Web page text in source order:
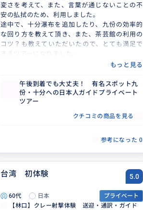
変さを考えて、また、言葉が通じないことの不
安の払拭のため、利用しました。
途中で、十分瀑布を追加したり、九份の効率的
な回り方を教えて頂き、また、茶芸館の利用の
コツ？も教えていただいたので、とても満足で
きるツアーになりました。
あまり時間のない旅でしたが、おかげで楽しめ
次はクレー射撃に伺いたいです^_^
もっと見る
午後到着でも大丈夫！ 有名スポット九
份・十分への日本人ガイドプライベート
ツアー
クチコミの商品を見る
参考になった 0
台湾 初体験 5.0
60代 日本
プライベート
【林口】クレー射撃体験 送迎・通訳・ガイド